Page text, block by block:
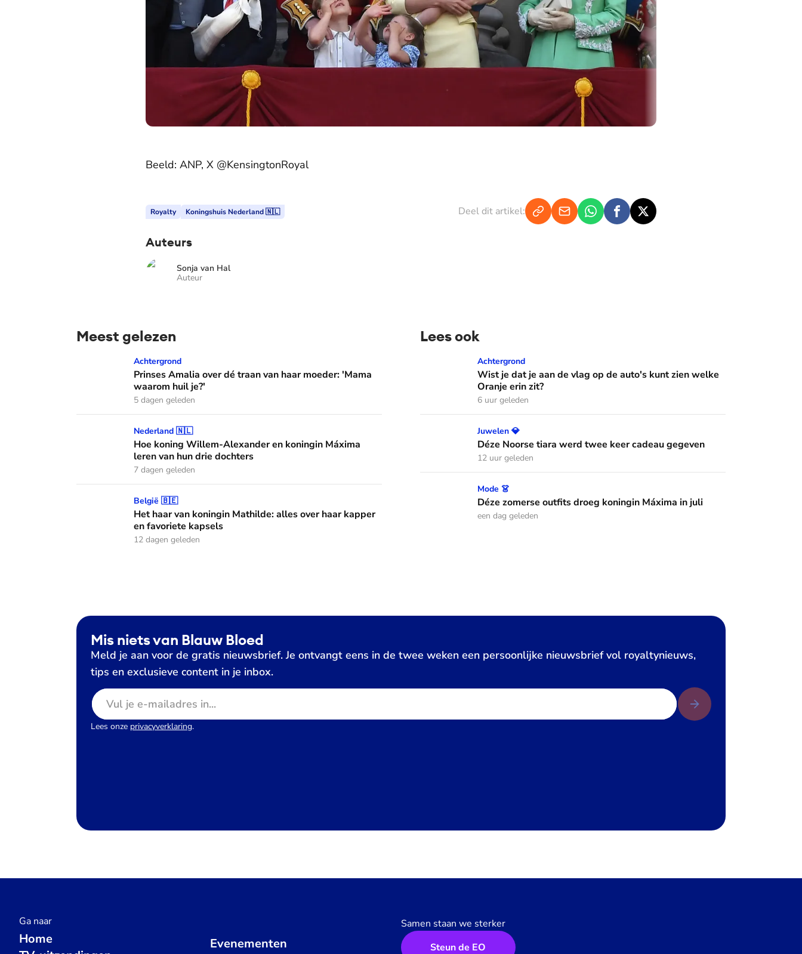
Beeld: ANP, X @KensingtonRoyal
Royalty Koningshuis Nederland 🇳🇱 Deel dit artikel:
Auteurs
Sonja van Hal
Auteur
Meest gelezen
Prinses Amalia over dé traan van haar moeder: 'Mama waarom huil je?'
Achtergrond
Prinses Amalia over dé traan van haar moeder: 'Mama
waarom huil je?'
5 dagen geleden
Hoe koning Willem-Alexander en koningin Máxima leren van hun drie dochters
Nederland 🇳🇱
Hoe koning Willem-Alexander en koningin Máxima
leren van hun drie dochters
7 dagen geleden
Het haar van koningin Mathilde: alles over haar kapper en favoriete kapsels
België 🇧🇪
Het haar van koningin Mathilde: alles over haar kapper
en favoriete kapsels
12 dagen geleden
Lees ook
Wist je dat je aan de vlag op de auto's kunt zien welke Oranje erin zit?
Achtergrond
Wist je dat je aan de vlag op de auto's kunt zien welke
Oranje erin zit?
6 uur geleden
Déze Noorse tiara werd twee keer cadeau gegeven
Juwelen 💎
Déze Noorse tiara werd twee keer cadeau gegeven
12 uur geleden
Déze zomerse outfits droeg koningin Máxima in juli
Mode 👗
Déze zomerse outfits droeg koningin Máxima in juli
een dag geleden
Mis niets van Blauw Bloed
Meld je aan voor de gratis nieuwsbrief. Je ontvangt eens in de twee weken een persoonlijke nieuwsbrief vol royaltynieuws,
tips en exclusieve content in je inbox.
E-mailadres
Lees onze privacyverklaring.
Ga naar
Home
Evenementen
Samen staan we sterker
Steun de EO